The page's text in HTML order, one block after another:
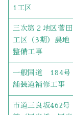
1工区
三次第２地区菅田
工区（3期）農地
整備工事
一般国道 184号
舗装道補修工事
市道三良坂462号